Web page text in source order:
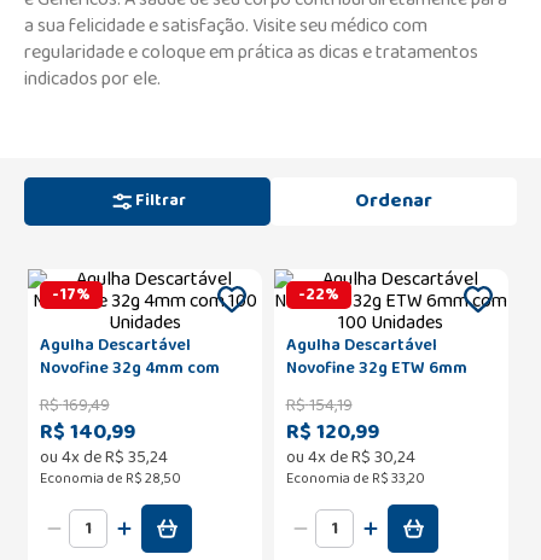
a sua felicidade e satisfação. Visite seu médico com
regularidade e coloque em prática as dicas e tratamentos
indicados por ele.
Filtrar
-17%
Agulha Descartável
Novofine 32g 4mm com
100 Unidades
R$169,49
R$ 140,99
ou4x deR$35,24
Economia de R$ 28,50
-22%
Agulha Descartável
Novofine 32g ETW 6mm
com 100 Unidades
R$154,19
R$ 120,99
ou4x deR$30,24
Economia de R$ 33,20